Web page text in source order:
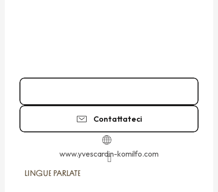
Contattateci
www.yvescardin-komilfo.com
LINGUE PARLATE
LINGUE PARLATE